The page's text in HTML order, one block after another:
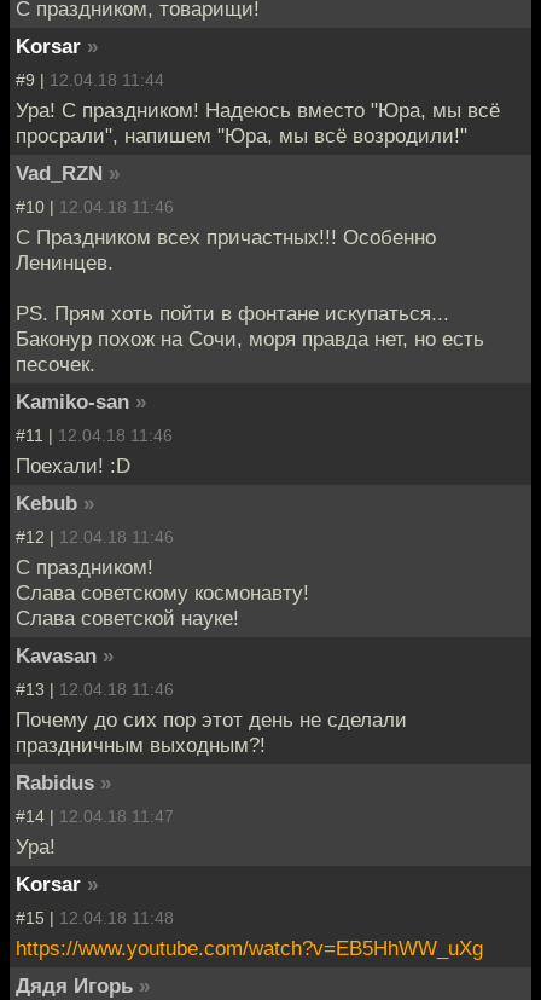
С праздником, товарищи!
Korsar »
#9 | 12.04.18 11:44
Ура! С праздником! Надеюсь вместо "Юра, мы всё
просрали", напишем "Юра, мы всё возродили!"
Vad_RZN »
#10 | 12.04.18 11:46
С Праздником всех причастных!!! Особенно
Ленинцев.
PS. Прям хоть пойти в фонтане искупаться...
Баконур похож на Сочи, моря правда нет, но есть
песочек.
Kamiko-san »
#11 | 12.04.18 11:46
Поехали! :D
Kebub »
#12 | 12.04.18 11:46
С праздником!
Слава советскому космонавту!
Слава советской науке!
Kavasan »
#13 | 12.04.18 11:46
Почему до сих пор этот день не сделали
праздничным выходным?!
Rabidus »
#14 | 12.04.18 11:47
Ура!
Korsar »
#15 | 12.04.18 11:48
https://www.youtube.com/watch?v=EB5HhWW_uXg
Дядя Игорь »